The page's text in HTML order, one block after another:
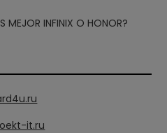
MEJOR INFINIX O HONOR?
it.ru